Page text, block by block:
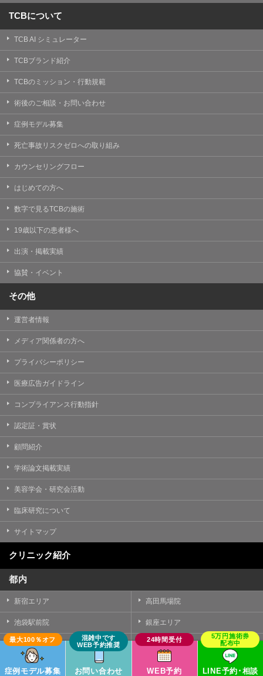
TCBについて
TCB AI シミュレーター
TCBブランド紹介
TCBのミッション・行動規範
術後のご相談・お問い合わせ
症例モデル募集
死亡事故リスクゼロへの取り組み
カウンセリングフロー
はじめての方へ
数字で見るTCBの施術
19歳以下の患者様へ
出演・掲載実績
協賛・イベント
その他
運営者情報
メディア関係者の方へ
プライバシーポリシー
医療広告ガイドライン
コンプライアンス行動指針
認定証・賞状
顧問紹介
学術論文掲載実績
美容学会・研究会活動
臨床研究について
サイトマップ
クリニック紹介
都内
新宿エリア 高田馬場院
池袋駅前院 銀座エリア
秋葉原院 渋谷駅前院
中野院
症例モデル募集 お問い合わせ WEB予約 LINE予約･相談